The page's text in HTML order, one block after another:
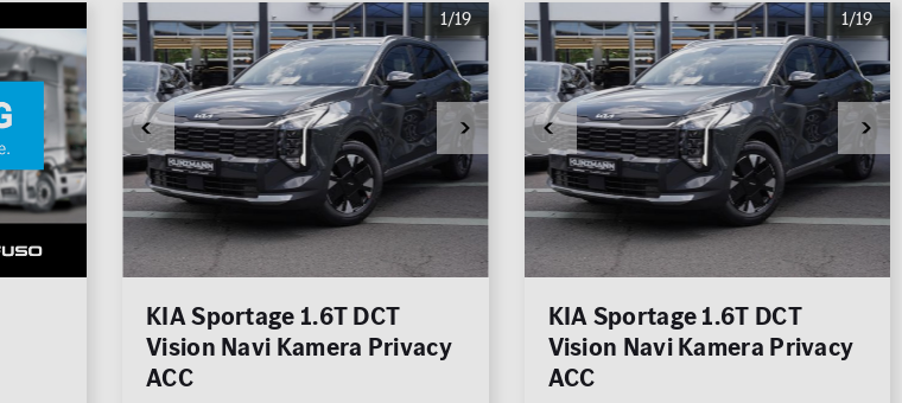
1/19
KIA Sportage 1.6T DCT
Vision Navi Kamera Privacy
ACC
1/19
KIA Sportage 1.6T DCT
Vision Navi Kamera Privacy
ACC